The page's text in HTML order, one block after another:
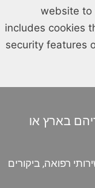
website to
includes cookies
security features
בארץ או
רפואה, ביקורים